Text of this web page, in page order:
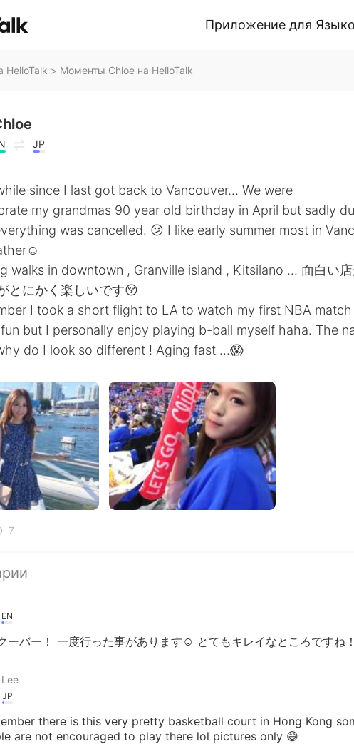
Приложение для
HelloTalk > Моменты Chloe на HelloTalk
JP
since I last got back to Vancouver... We were
my grandmas 90 year old birthday in April but sadly
was cancelled. 😕 I like early summer most in
walks in downtown , Granville island , Kitsilano ... 面白い
とにかく楽しいです😚
I took a short flight to LA to watch my first NBA
but I personally enjoy playing b-ball myself haha. The
do I look so different ! Aging fast ...😱
7
EN
ーバー！ 一度行った事があります☺️ とてもキレイなところですね！
JP
there is this very pretty basketball court in Hong Kong
are not encouraged to play there lol pictures only 😅